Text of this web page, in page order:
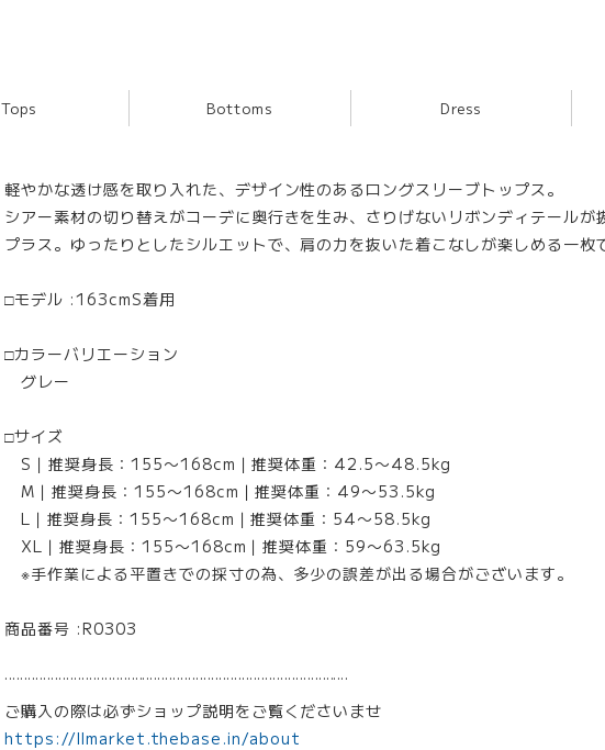
Tops Bottoms Dress
軽やかな透け感を取り入れた、デザイン性のあるロングスリーブトップス。
シアー素材の切り替えがコーデに奥行きを生み、さりげないリボンディテールが
プラス。ゆったりとしたシルエットで、肩の力を抜いた着こなしが楽しめる一枚
□モデル :163cmS着用
□カラーバリエーション
グレー
□サイズ
S｜推奨身長：155〜168cm｜推奨体重：42.5〜48.5kg
M｜推奨身長：155〜168cm｜推奨体重：49〜53.5kg
L｜推奨身長：155〜168cm｜推奨体重：54〜58.5kg
XL｜推奨身長：155〜168cm｜推奨体重：59〜63.5kg
※手作業による平置きでの採寸の為、多少の誤差が出る場合がございます。
商品番号 :R0303
¨¨¨¨¨¨¨¨¨¨¨¨¨¨¨¨¨¨¨¨¨¨¨¨¨¨¨¨¨¨¨¨¨¨¨¨¨¨¨¨¨¨¨¨¨
ご購入の際は必ずショップ説明をご覧くださいませ
https://llmarket.thebase.in/about